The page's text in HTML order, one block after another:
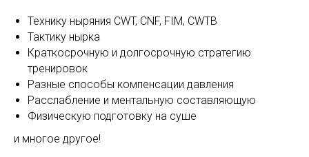
Технику ныряния CWT, CNF, FIM, CWTB
Тактику нырка
Краткосрочную и долгосрочную стратегию
тренировок
Разные способы компенсации давления
Расслабление и ментальную составляющую
Физическую подготовку на суше
и многое другое!